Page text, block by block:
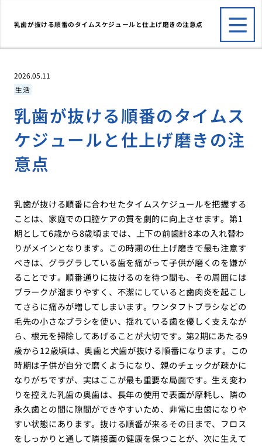
乳歯が抜ける順番のタイムスケジュールと仕上げ磨きの注意点
2026.05.11
生活
乳歯が抜ける順番のタイムス
ケジュールと仕上げ磨きの注
意点
乳歯が抜ける順番に合わせたタイムスケジュールを把握する
ことは、家庭での口腔ケアの質を劇的に向上させます。第1
期として6歳から8歳頃までは、上下の前歯計8本の入れ替わ
りがメインとなります。この時期の仕上げ磨きで最も注意す
べきは、グラグラしている歯を痛がって子供が磨くのを嫌が
ることです。順番通りに抜けるのを待つ間も、その周囲には
プラークが溜まりやすく、不潔にしていると歯肉炎を起こし
てさらに痛みが増してしまいます。ワンタフトブラシなどの
毛先の小さなブラシを使い、揺れている歯を優しく支えなが
ら、根元を掃除してあげることが大切です。第2期にあたる9
歳から12歳頃は、奥歯と犬歯が抜ける順番になります。この
時期は子供が自分で磨くようになり、親のチェックが疎かに
なりがちですが、実はここが最も重要な局面です。生え変わ
りを控えた乳歯の奥歯は、長年の使用で表面が摩耗し、隣の
永久歯との間に隙間ができやすいため、非常に虫歯になりや
すい状態にあります。抜ける順番が来るその日まで、フロス
をしっかりと通して隣接面の健康を保つことが、次に生えて